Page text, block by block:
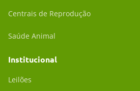
Centrais de Reprodução
Saúde Animal
Institucional
Leilões